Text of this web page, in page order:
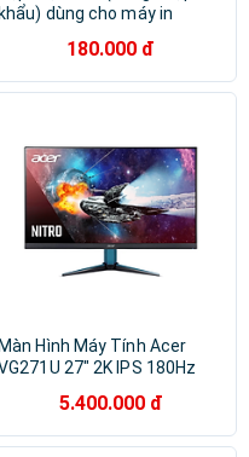
dùng cho máy in
214dw, MF426dw, MF424dw,
LBP 215x, MF429x
Cartridge CRG 052 - 26A
180.000 đ
Hình Máy Tính Acer
27" 2K IPS 180Hz
(UM.HV1SV.301) - Hàng
Hãng
5.400.000 đ